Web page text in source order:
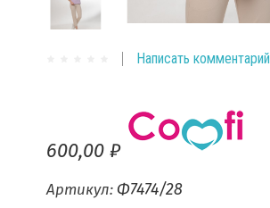
Написать комментарий
600,00 ₽
Артикул: Ф7474/28